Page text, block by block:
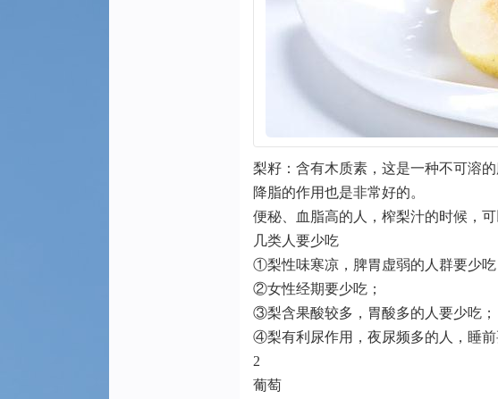
梨籽：含有木质素，这是一种不可溶
降脂的作用也是非常好的。
便秘、血脂高的人，榨梨汁的时候，
几类人要少吃
①梨性味寒凉，脾胃虚弱的人群要少吃
②女性经期要少吃；
③梨含果酸较多，胃酸多的人要少吃；
④梨有利尿作用，夜尿频多的人，睡前
2
葡萄